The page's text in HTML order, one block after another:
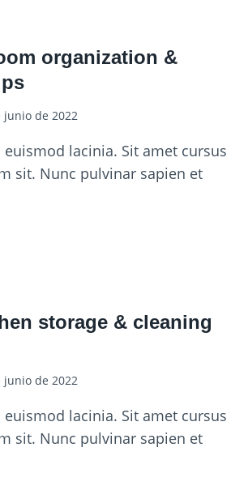
organization &
junio de 2022
lacinia. Sit amet cursus
sit. Nunc pulvinar sapien et
storage & cleaning
junio de 2022
lacinia. Sit amet cursus
sit. Nunc pulvinar sapien et